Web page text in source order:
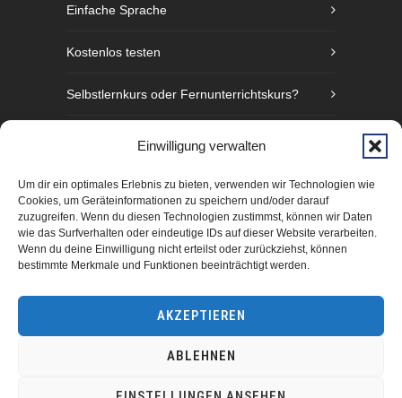
Einwilligung verwalten
Um dir ein optimales Erlebnis zu bieten, verwenden wir Technologien wie
Cookies, um Geräteinformationen zu speichern und/oder darauf
zuzugreifen. Wenn du diesen Technologien zustimmst, können wir Daten
wie das Surfverhalten oder eindeutige IDs auf dieser Website verarbeiten.
Wenn du deine Einwilligung nicht erteilst oder zurückziehst, können
bestimmte Merkmale und Funktionen beeinträchtigt werden.
AKZEPTIEREN
ABLEHNEN
Einfache Sprache
Kostenlos testen
Selbstlernkurs oder Fernunterrichtskurs?
Fünf Gründe Gebärdensprache zu lernen
manimundo GmbH Hamburg 2025